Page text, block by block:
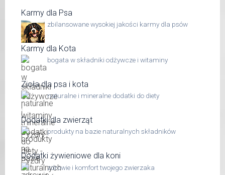
Karmy dla Psa
zbilansowane wysokiej jakości karmy dla psów
Karmy dla Kota
bogata w składniki odżywcze i witaminy
Zioła dla psa i kota
naturalne i mineralne dodatki do diety
Dodatki dla zwierząt
produkty na bazie naturalnych składników
Dodatki żywieniowe dla koni
zdrowie i komfort twojego zwierzaka